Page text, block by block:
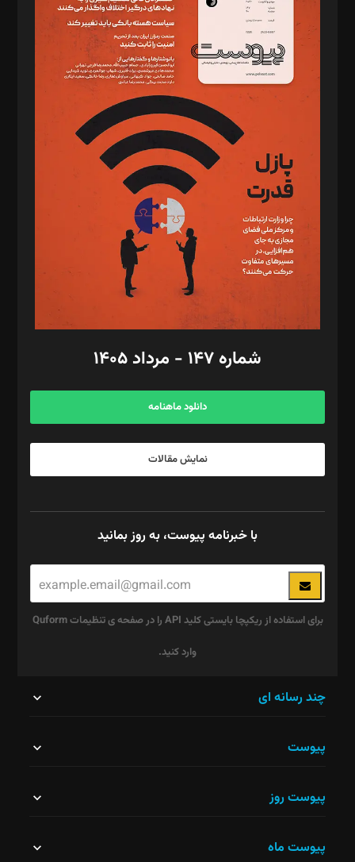
دبیر تحریریه: میثم قاسمی
د‌بیر ناداستان: سمانه سمیع
د‌بیر خدمت و تجارت: ابوالفضل رجبی
د‌بیر حقوق فناوری: حسام‌الدین ایپکچی
د‌بیر پیوست جهان: مینا پاکدل
د‌بیر تحریریه آنلاین: بابک نقاش
تحریریه‌: مجتبی محمود‌ی، آرش برهمند، یسنا امان‌پور، سروش کرمیان،
مصطفی مسجدی آرانی، ابوالفضل رجبی، زهرا فکرانه، فائزه فتحی
رستمی،مصطفی باستان
ویرایش: نگار استاد‌‌آقا
طراح یونیفرم: مجید توکلی
فیلمبرداری و عکاسی: امیر شفیعی، مانی لطفی زاده
گرافیک و صفحه‌آرایی: سید‌سبحان‌علی ثابت
مد‌یر توسعه تجاری: کامبیز برید‌
امور مالی: شاپور رهبری، محمد‌ کاظمی‌نیا
آگهی و مشترکین: ۰۹۱۹۹۹۹۰۴۵۴
شماره ۱۴۷ - مرداد ۱۴۰۵
دانلود ماهنامه
نمایش مقالات
با خبرنامه پیوست، به روز بمانید
برای استفاده از ریکپچا بایستی کلید API را در صفحه ی تنظیمات Quform
وارد کنید.
نباید
شود.
چند رسانه ای
پیوست
پیوست روز
پیوست ماه